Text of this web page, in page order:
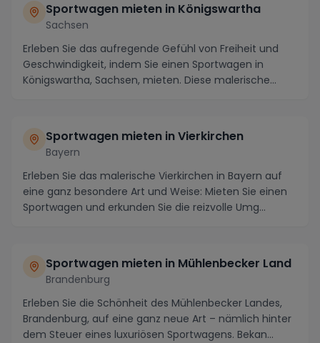
Sportwagen mieten in Königswartha
Sachsen
Erleben Sie das aufregende Gefühl von Freiheit und
Geschwindigkeit, indem Sie einen Sportwagen in
Königswartha, Sachsen, mieten. Diese malerische
Sportwagen mieten in Vierkirchen
Bayern
Erleben Sie das malerische Vierkirchen in Bayern auf
eine ganz besondere Art und Weise: Mieten Sie einen
Sportwagen und erkunden Sie die reizvolle Umg...
Sportwagen mieten in Mühlenbecker Land
Brandenburg
Erleben Sie die Schönheit des Mühlenbecker Landes,
Brandenburg, auf eine ganz neue Art – nämlich hinter
dem Steuer eines luxuriösen Sportwagens. Bekan...